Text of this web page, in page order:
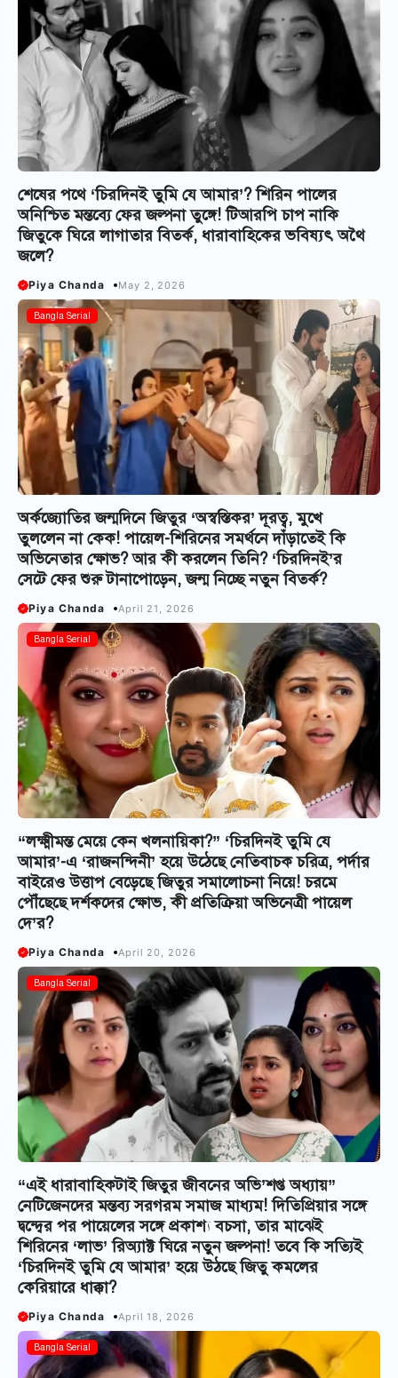
শেষের পথে ‘চিরদিনই তুমি যে আমার’? শিরিন পালের
অনিশ্চিত মন্তব্যে ফের জল্পনা তুঙ্গে! টিআরপি চাপ নাকি
জিতুকে ঘিরে লাগাতার বিতর্ক, ধারাবাহিকের ভবিষ্যৎ অথৈ
জলে?
Piya Chanda May 2, 2026
Bangla Serial
অর্কজ্যোতির জন্মদিনে জিতুর ‘অস্বস্তিকর’ দূরত্ব, মুখে
তুললেন না কেক! পায়েল-শিরিনের সমর্থনে দাঁড়াতেই কি
অভিনেতার ক্ষোভ? আর কী করলেন তিনি? ‘চিরদিনই’র
সেটে ফের শুরু টানাপোড়েন, জন্ম নিচ্ছে নতুন বিতর্ক?
Piya Chanda April 21, 2026
Bangla Serial
“লক্ষ্মীমন্ত মেয়ে কেন খলনায়িকা?” ‘চিরদিনই তুমি যে
আমার’-এ ‘রাজনন্দিনী’ হয়ে উঠেছে নেতিবাচক চরিত্র, পর্দার
বাইরেও উত্তাপ বেড়েছে জিতুর সমালোচনা নিয়ে! চরমে
পৌঁছেছে দর্শকদের ক্ষোভ, কী প্রতিক্রিয়া অভিনেত্রী পায়েল
দে’র?
Piya Chanda April 20, 2026
Bangla Serial
“এই ধারাবাহিকটাই জিতুর জীবনের অভি’শপ্ত অধ্যায়”
নেটিজেনদের মন্তব্য সরগরম সমাজ মাধ্যম! দিতিপ্রিয়ার সঙ্গে
দ্বন্দ্বের পর পায়েলের সঙ্গে প্রকাশ্য বচসা, তার মাঝেই
শিরিনের ‘লাভ’ রিঅ্যাক্ট ঘিরে নতুন জল্পনা! তবে কি সত্যিই
‘চিরদিনই তুমি যে আমার’ হয়ে উঠছে জিতু কমলের
কেরিয়ারে ধাক্কা?
Piya Chanda April 18, 2026
Bangla Serial